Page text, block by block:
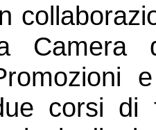
Camera
corsi di